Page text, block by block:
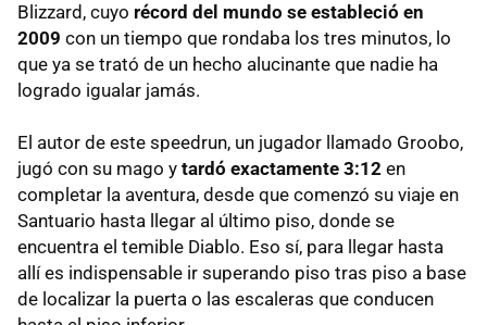
Blizzard, cuyo récord del mundo se estableció en
2009 con un tiempo que rondaba los tres minutos, lo
que ya se trató de un hecho alucinante que nadie ha
logrado igualar jamás.
El autor de este speedrun, un jugador llamado Groobo,
jugó con su mago y tardó exactamente 3:12 en
completar la aventura, desde que comenzó su viaje en
Santuario hasta llegar al último piso, donde se
encuentra el temible Diablo. Eso sí, para llegar hasta
allí es indispensable ir superando piso tras piso a base
de localizar la puerta o las escaleras que conducen